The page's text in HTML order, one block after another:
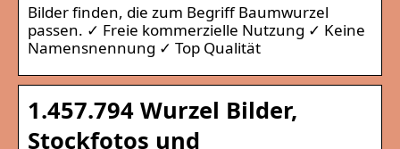
Bilder finden, die zum Begriff Baumwurzel
passen. ✓ Freie kommerzielle Nutzung ✓ Keine
Namensnennung ✓ Top Qualität
1.457.794 Wurzel Bilder,
Stockfotos und